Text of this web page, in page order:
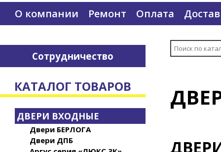
О компании Ремонт Оплата
Сотрудничество
КАТАЛОГ ТОВАРОВ
ДВЕРИ ВХОДНЫЕ
Двери БЕРЛОГА
Двери ДПБ